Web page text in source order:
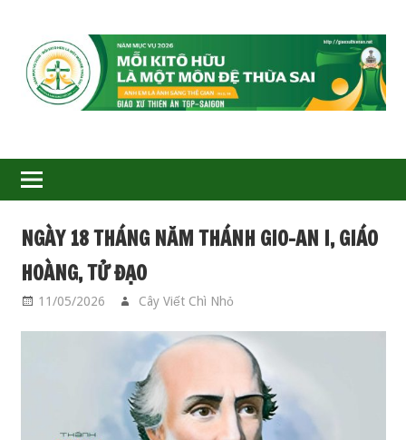
GIÁO
XỨ
THIÊN
ÂN-
TGP
SAIGON
NGÀY 18 THÁNG NĂM THÁNH GIO-AN I, GIÁO
HOÀNG, TỬ ĐẠO
11/05/2026 Cây Viết Chì Nhỏ